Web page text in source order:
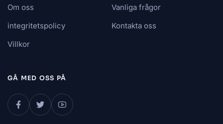
Om oss
integritetspolicy
Villkor
Vanliga frågor
Kontakta oss
GÅ MED OSS ​​PÅ